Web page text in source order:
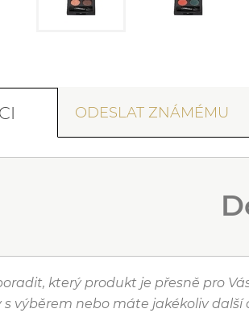
ODESLAT ZNÁMÉMU
který produkt je přesně pro
s výběrem nebo máte jakékoliv